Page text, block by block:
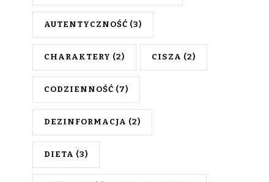
AUTENTYCZNOŚĆ (3)
CHARAKTERY (2) CISZA (2)
CODZIENNOŚĆ (7)
DEZINFORMACJA (2)
DIETA (3)